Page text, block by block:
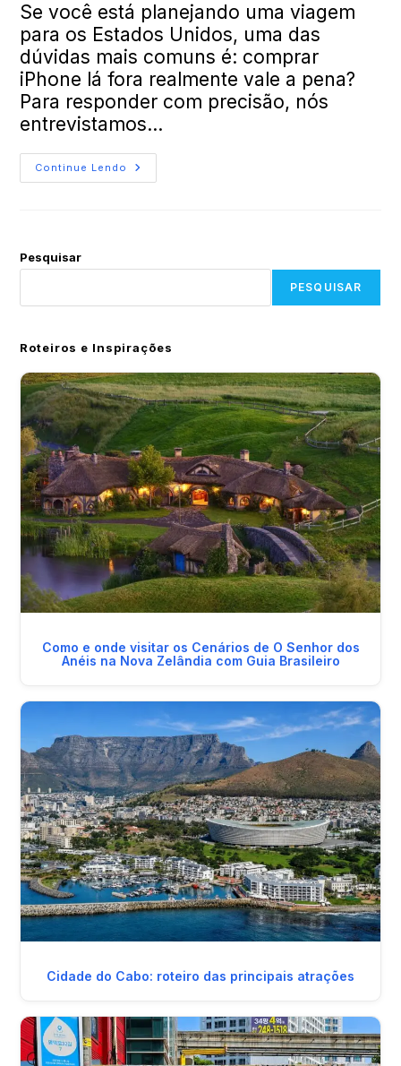
Se você está planejando uma viagem
para os Estados Unidos, uma das
dúvidas mais comuns é: comprar
iPhone lá fora realmente vale a pena?
Para responder com precisão, nós
entrevistamos…
Continue Lendo
Pesquisar
PESQUISAR
Roteiros e Inspirações
Como e onde visitar os Cenários de O Senhor dos
Anéis na Nova Zelândia com Guia Brasileiro
Cidade do Cabo: roteiro das principais atrações